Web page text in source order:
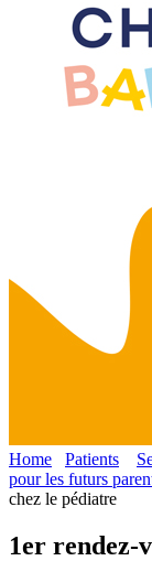
Home Patients
pour les futurs
chez le pédiatre
1er rendez-